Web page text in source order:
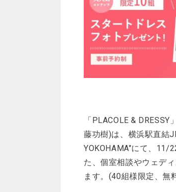
「PLACOLE &
藤功樹)は、横浜駅直結
YOKOHAMA"にて、11/
た、個室相談やウェデ
ます。(40組様限定、無